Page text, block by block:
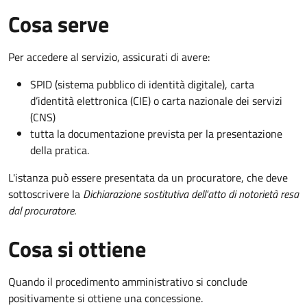
Cosa serve
Per accedere al servizio, assicurati di avere:
SPID (sistema pubblico di identità digitale), carta
d’identità elettronica (CIE) o carta nazionale dei servizi
(CNS)
tutta la documentazione prevista per la presentazione
della pratica.
L'istanza può essere presentata da un procuratore, che deve
sottoscrivere la Dichiarazione sostitutiva dell'atto di notorietà resa
dal procuratore.
Cosa si ottiene
Quando il procedimento amministrativo si conclude
positivamente si ottiene una concessione.